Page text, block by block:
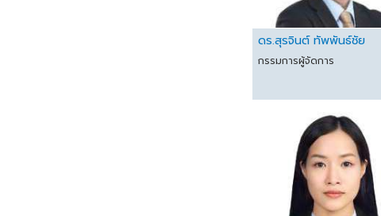
ดร.สุรจินต์ ทัพพันธ์ชัย
กรรมการผู้จัดการ